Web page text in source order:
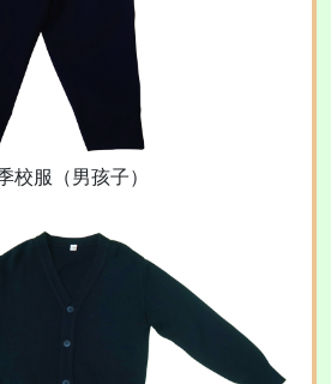
校服（男孩子）